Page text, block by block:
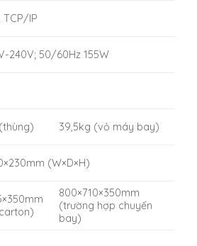
TCP/IP
240V; 50/60Hz 155W
39,5kg (vỏ máy bay)
(W×D×H)
800×710×350mm
(trường hợp chuyến
bay)